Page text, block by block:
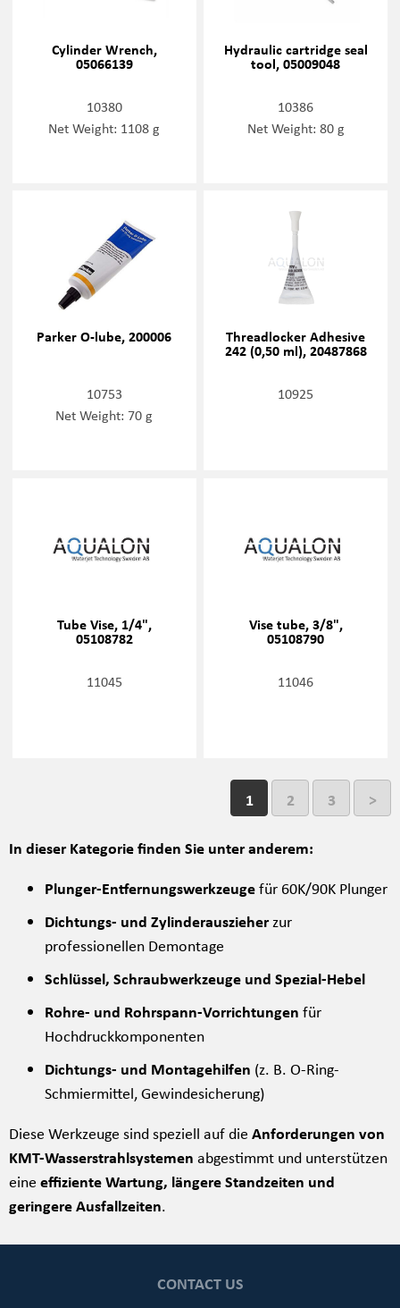
Cylinder Wrench,
05066139
10380
Net Weight: 1108 g
Hydraulic cartridge seal
tool, 05009048
10386
Net Weight: 80 g
Parker O-lube, 200006
10753
Net Weight: 70 g
Threadlocker Adhesive
242 (0,50 ml), 20487868
10925
Tube Vise, 1/4",
05108782
11045
Vise tube, 3/8",
05108790
11046
1 2 3 >
In dieser Kategorie finden Sie unter anderem:
Plunger-Entfernungswerkzeugefür 60K/90K Plunger
Dichtungs- und Zylinderauszieherzur
professionellen Demontage
Schlüssel, Schraubwerkzeuge und Spezial-Hebel
Rohre- und Rohrspann-Vorrichtungen für
Hochdruckkomponenten
Dichtungs- und Montagehilfen (z. B. O-Ring-
Schmiermittel, Gewindesicherung)
Diese Werkzeuge sind speziell auf die Anforderungen von
KMT-Wasserstrahlsystemen abgestimmt und unterstützen
eine effiziente Wartung, längere Standzeiten und
geringere Ausfallzeiten.
CONTACT US